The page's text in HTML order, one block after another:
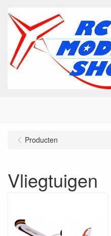
Producten
Vliegtuigen